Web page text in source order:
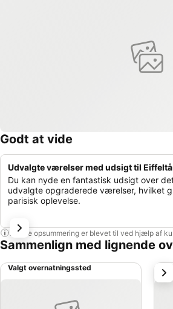
Godt at vide
Udvalgte værelser med udsigt til
Du kan nyde en fantastisk udsigt over
udvalgte opgraderede værelser, hvilket
parisisk oplevelse.
Denne opsummering er blevet til ved hjælp af
Sammenlign med lignende
Valgt overnatningssted